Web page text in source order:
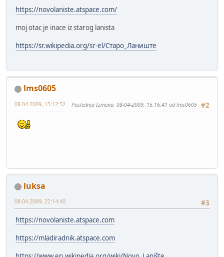
https://novolaniste.atspace.com/
moj otac je inace iz starog lanista
https://sr.wikipedia.org/sr-el/Старо_Ланиште
lms0605
#2
08-04-2009, 15:12:52 Poslednja Izmena: 08-04-2009, 15:16:41 od lms0605
luksa
#3
08-04-2009, 22:14:40
https://novolaniste.atspace.com
https://mladiradnik.atspace.com